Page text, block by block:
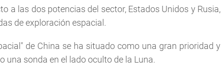
a las dos potencias del sector, Estados Unidos y Rusia,
de exploración espacial.
de China se ha situado como una gran prioridad y
una sonda en el lado oculto de la Luna.